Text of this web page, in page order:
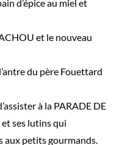
d’épice au miel et
et le nouveau
du père Fouettard
à la PARADE DE
et ses lutins qui
petits gourmands.